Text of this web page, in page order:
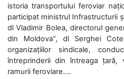
istoria transportului feroviar
participat ministrul Infrastructurii
dl Vladimir Bolea, directorul
din Moldova”, dl Serghei
organizațiilor sindicale,
întreprinderii din întreaga țară,
ramurii feroviare....